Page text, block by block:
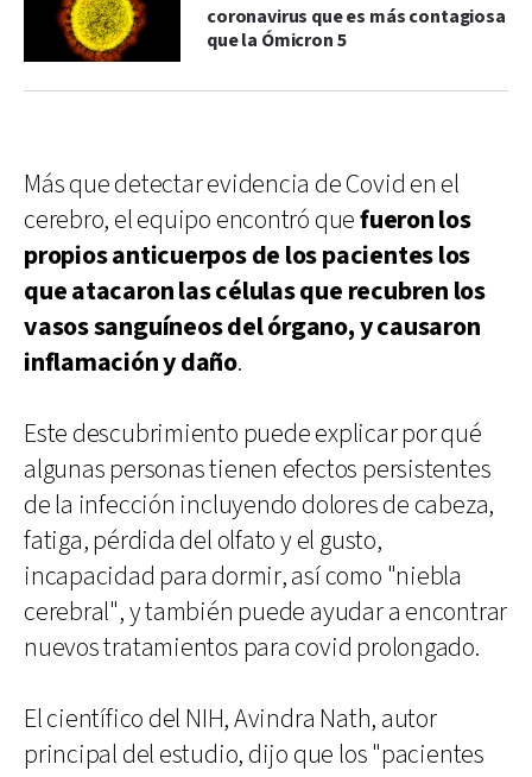
coronavirus que es más contagiosa
que la Ómicron 5
Más que detectar evidencia de Covid en el
cerebro, el equipo encontró quefueron los
propios anticuerpos de los pacientes los
que atacaron las células que recubren los
vasos sanguíneos del órgano, y causaron
inflamación y daño.
Este descubrimiento puede explicar por qué
algunas personas tienen efectos persistentes
de la infección incluyendo dolores de cabeza,
fatiga, pérdida del olfato y el gusto,
incapacidad para dormir, así como "niebla
cerebral", y también puede ayudar a encontrar
nuevos tratamientos para covid prolongado.
El científico del NIH, Avindra Nath, autor
principal del estudio, dijo que los "pacientes